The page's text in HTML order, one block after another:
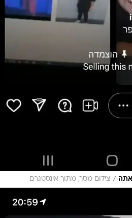
/ צילום מסך, מתוך אינסטגרם